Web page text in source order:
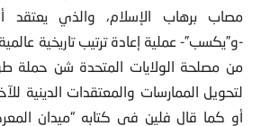
مصاب برهاب الإسلام، والذي يعتقد
-و”يكسب”- عملية إعادة ترتيب تاريخية
من مصلحة الولايات المتحدة شن حملة
لتحويل الممارسات والمعتقدات الدينية
أو كما قال فلين في كتابه “ميدان